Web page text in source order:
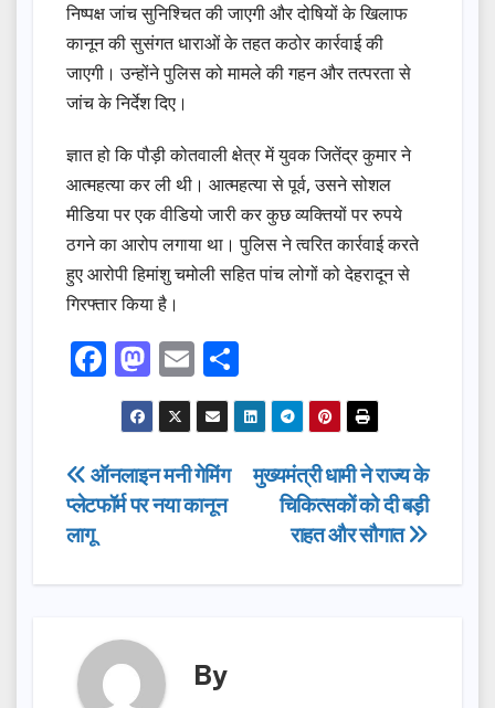
निष्पक्ष जांच सुनिश्चित की जाएगी और दोषियों के खिलाफ
कानून की सुसंगत धाराओं के तहत कठोर कार्रवाई की
जाएगी। उन्होंने पुलिस को मामले की गहन और तत्परता से
जांच के निर्देश दिए।
ज्ञात हो कि पौड़ी कोतवाली क्षेत्र में युवक जितेंद्र कुमार ने
आत्महत्या कर ली थी। आत्महत्या से पूर्व, उसने सोशल
मीडिया पर एक वीडियो जारी कर कुछ व्यक्तियों पर रुपये
ठगने का आरोप लगाया था। पुलिस ने त्वरित कार्रवाई करते
हुए आरोपी हिमांशु चमोली सहित पांच लोगों को देहरादून से
गिरफ्तार किया है।
F
a
c
e
b
M
a
st
o
d
E
m
ail
h
ar
e
Post
navigation
मुख्यमंत्री धामी ने राज्य के
चिकित्सकों को दी बड़ी
राहत और सौगात
ऑनलाइन मनी गेमिंग
प्लेटफॉर्म पर नया कानून
लागू
By